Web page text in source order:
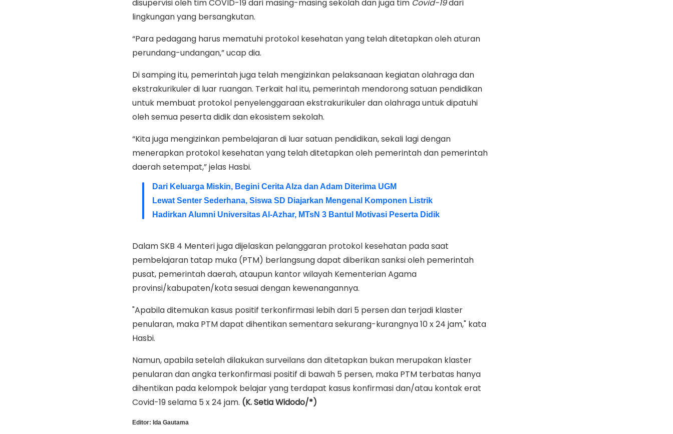
disupervisi oleh tim COVID-19 dari masing-masing sekolah dan juga tim Covid-19dari
lingkungan yang bersangkutan.
“Para pedagang harus mematuhi protokol kesehatan yang telah ditetapkan oleh aturan
perundang-undangan,” ucap dia.
Di samping itu, pemerintah juga telah mengizinkan pelaksanaan kegiatan olahraga dan
ekstrakurikuler di luar ruangan. Terkait hal itu, pemerintah mendorong satuan pendidikan
untuk membuat protokol penyelenggaraan ekstrakurikuler dan olahraga untuk dipatuhi
oleh semua peserta didik dan ekosistem sekolah.
“Kita juga mengizinkan pembelajaran di luar satuan pendidikan, sekali lagi dengan
menerapkan protokol kesehatan yang telah ditetapkan oleh pemerintah dan pemerintah
daerah setempat,” jelas Hasbi.
Dari Keluarga Miskin, Begini Cerita Alza dan Adam Diterima UGM
Lewat Senter Sederhana, Siswa SD Diajarkan Mengenal Komponen Listrik
Hadirkan Alumni Universitas Al-Azhar, MTsN 3 Bantul Motivasi Peserta Didik
Dalam SKB 4 Menteri juga dijelaskan pelanggaran protokol kesehatan pada saat
pembelajaran tatap muka (PTM) berlangsung dapat diberikan sanksi oleh pemerintah
pusat, pemerintah daerah, ataupun kantor wilayah Kementerian Agama
provinsi/kabupaten/kota sesuai dengan kewenangannya.
"Apabila ditemukan kasus positif terkonfirmasi lebih dari 5 persen dan terjadi klaster
penularan, maka PTM dapat dihentikan sementara sekurang-kurangnya 10 x 24 jam," kata
Hasbi.
Namun, apabila setelah dilakukan surveilans dan ditetapkan bukan merupakan klaster
penularan dan angka terkonfirmasi positif di bawah 5 persen, maka PTM terbatas hanya
dihentikan pada kelompok belajar yang terdapat kasus konfirmasi dan/atau kontak erat
Covid-19 selama 5 x 24 jam. (K. Setia Widodo/*)
Editor: Ida Gautama